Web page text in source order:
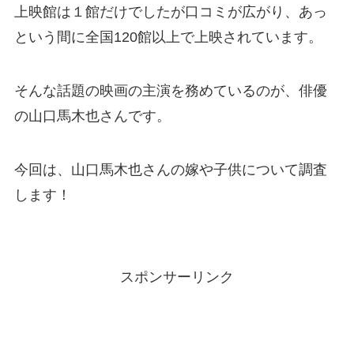
上映館は１館だけでしたが口コミが広がり、あっ
という間に全国120館以上で上映されています。
そんな話題の映画の主演を務めているのが、俳優
の山口馬木也さんです。
今回は、山口馬木也さんの嫁や子供について調査
します！
スポンサーリンク